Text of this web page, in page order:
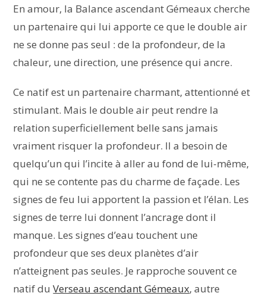
En amour, la Balance ascendant Gémeaux cherche
un partenaire qui lui apporte ce que le double air
ne se donne pas seul : de la profondeur, de la
chaleur, une direction, une présence qui ancre.
Ce natif est un partenaire charmant, attentionné et
stimulant. Mais le double air peut rendre la
relation superficiellement belle sans jamais
vraiment risquer la profondeur. Il a besoin de
quelqu’un qui l’incite à aller au fond de lui-même,
qui ne se contente pas du charme de façade. Les
signes de feu lui apportent la passion et l’élan. Les
signes de terre lui donnent l’ancrage dont il
manque. Les signes d’eau touchent une
profondeur que ses deux planètes d’air
n’atteignent pas seules. Je rapproche souvent ce
natif duVerseau ascendant Gémeaux, autre